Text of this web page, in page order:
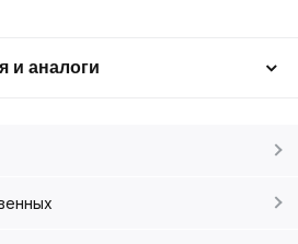
и аналоги